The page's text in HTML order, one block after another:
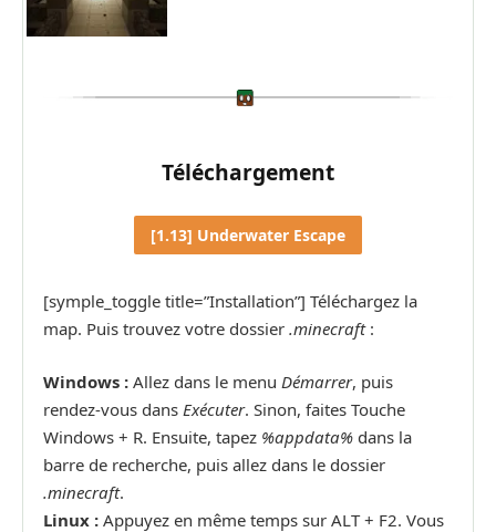
Téléchargement
[1.13] Underwater Escape
[symple_toggle title=”Installation”] Téléchargez la
map. Puis trouvez votre dossier .minecraft:
Windows : Allez dans le menu Démarrer, puis
rendez-vous dans Exécuter. Sinon, faites Touche
Windows + R. Ensuite, tapez %appdata% dans la
barre de recherche, puis allez dans le dossier
.minecraft.
Linux : Appuyez en même temps sur ALT + F2. Vous